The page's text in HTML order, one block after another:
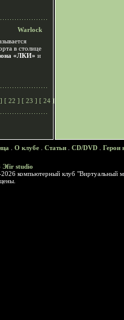
Warlock
в столице
«ЛКИ» и
] [ 22 ] [ 23 ] [ 24 ]
О клубе Статьи CD/DVD Герои
Эfir studio
компьютерный клуб "Виртуальный